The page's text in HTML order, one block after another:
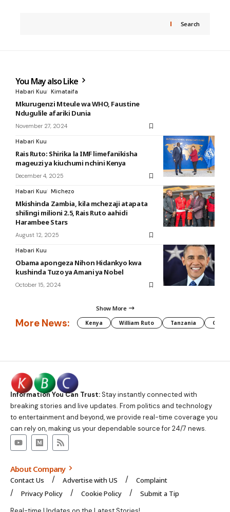
Search
You May also Like
Habari Kuu Kimataifa
Mkurugenzi Mteule wa WHO, Faustine
Ndugulile afariki Dunia
November 27, 2024
Habari Kuu
Rais Ruto: Shirika la IMF limefanikisha
mageuzi ya kiuchumi nchini Kenya
December 4, 2025
Habari Kuu Michezo
Mkishinda Zambia, kila mchezaji atapata
shilingi milioni 2.5, Rais Ruto aahidi
Harambee Stars
August 12, 2025
Habari Kuu
Obama apongeza Nihon Hidankyo kwa
kushinda Tuzo ya Amani ya Nobel
October 15, 2024
Show More
More News: Kenya William Ruto Tanzania CAF
Information You Can Trust:Stay instantly connected with
breaking stories and live updates. From politics and technology
to entertainment and beyond, we provide real-time coverage you
can rely on, making us your dependable source for 24/7 news.
About Company
Contact Us Advertise with US
Complaint
Privacy Policy
Cookie Policy Submit a Tip